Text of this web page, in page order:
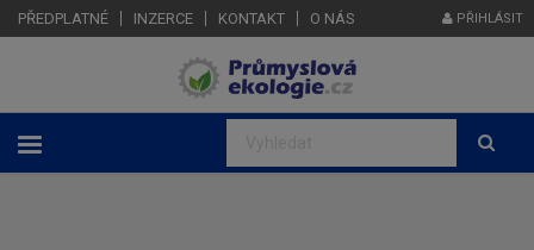
PŘEDPLATNÉ INZERCE KONTAKT O NÁS PŘIHLÁSIT